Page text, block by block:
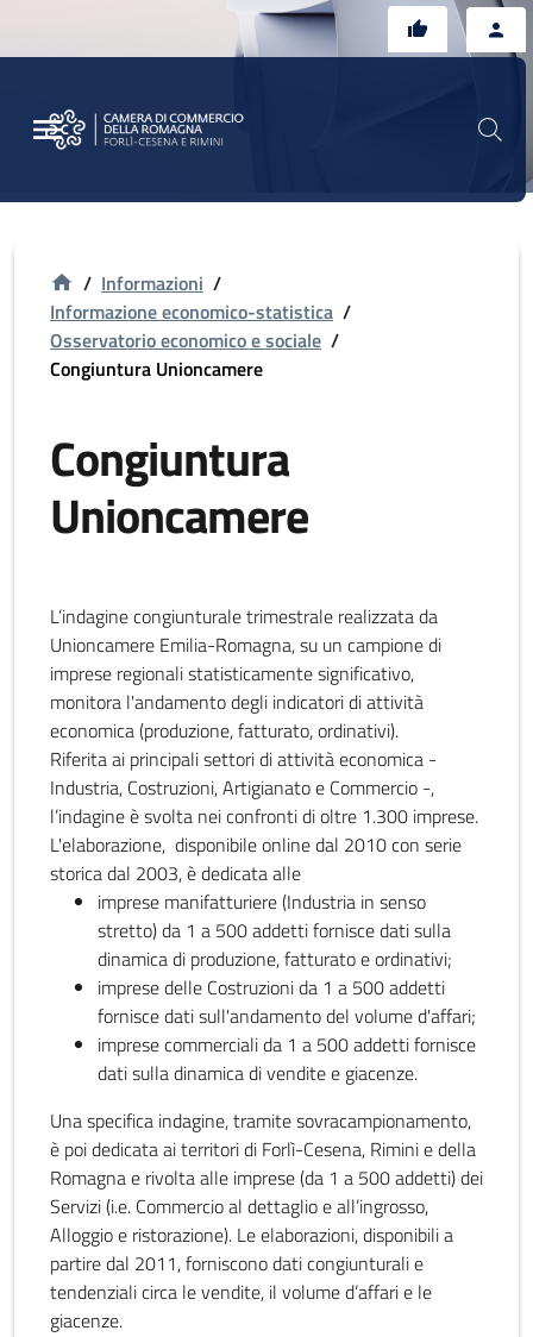
/ Informazioni /
Informazione economico-statistica /
Osservatorio economico e sociale /
Congiuntura Unioncamere
Congiuntura
Unioncamere
L’indagine congiunturale trimestrale realizzata da
Unioncamere Emilia-Romagna, su un campione di
imprese regionali statisticamente significativo,
monitora l'andamento degli indicatori di attività
economica (produzione, fatturato, ordinativi).
Riferita ai principali settori di attività economica -
Industria, Costruzioni, Artigianato e Commercio -,
l’indagine è svolta nei confronti di oltre 1.300 imprese.
L'elaborazione, disponibile online dal 2010 con serie
storica dal 2003, è dedicata alle
imprese manifatturiere (Industria in senso
stretto) da 1 a 500 addetti fornisce dati sulla
dinamica di produzione, fatturato e ordinativi;
imprese delle Costruzioni da 1 a 500 addetti
fornisce dati sull'andamento del volume d'affari;
imprese commerciali da 1 a 500 addetti fornisce
dati sulla dinamica di vendite e giacenze.
Una specifica indagine, tramite sovracampionamento,
è poi dedicata ai territori di Forlì-Cesena, Rimini e della
Romagna e rivolta alle imprese (da 1 a 500 addetti) dei
Servizi (i.e. Commercio al dettaglio e all’ingrosso,
Alloggio e ristorazione). Le elaborazioni, disponibili a
partire dal 2011, forniscono dati congiunturali e
tendenziali circa le vendite, il volume d’affari e le
giacenze.